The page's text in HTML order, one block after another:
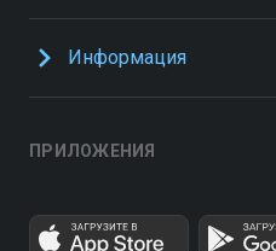
Информация
ПРИЛОЖЕНИЯ